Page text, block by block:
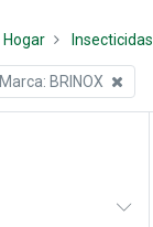
Hogar Insecticidas
Marca: BRINOX